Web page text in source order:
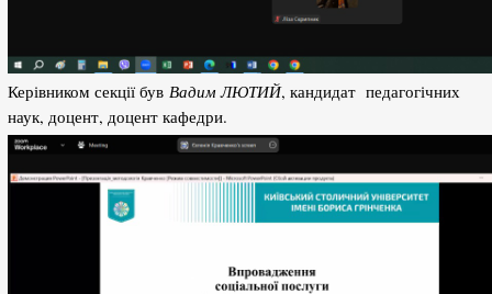
Керівником секції був Вадим ЛЮТИЙ, кандидат педагогічних
наук, доцент, доцент кафедри.